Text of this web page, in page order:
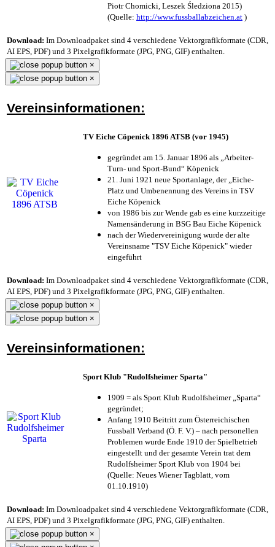
Piotr Chomicki, Leszek Śledziona 2015)
(Quelle: http://www.fussballabzeichen.at )
Download: Im Downloadpaket sind 4 verschiedene Vektorgrafikformate (CDR,
AI EPS, PDF) und 3 Pixelgrafikformate (JPG, PNG, GIF) enthalten.
×
×
Vereinsinformationen:
TV Eiche Cöpenick 1896 ATSB (vor 1945)
gegründet am 15. Januar 1896 als „Arbeiter-
Turn- und Sport-Bund“ Köpenick
21. Juni 1921 neue Sportanlage, der „Eiche-
Platz und Umbenennung des Vereins in TSV
Eiche Köpenick
von 1986 bis zur Wende gab es eine kurzzeitige
Namensänderung in BSG Bau Eiche Köpenick
nach der Wiedervereinigung wurde der alte
Vereinsname "TSV Eiche Köpenick" wieder
eingeführt
Download: Im Downloadpaket sind 4 verschiedene Vektorgrafikformate (CDR,
AI EPS, PDF) und 3 Pixelgrafikformate (JPG, PNG, GIF) enthalten.
×
×
Vereinsinformationen:
Sport Klub "Rudolfsheimer Sparta"
1909 = als Sport Klub Rudolfsheimer „Sparta“
gegründet;
Anfang 1910 Beitritt zum Österreichischen
Fussball Verband (Ö. F. V.) – nach personellen
Problemen wurde Ende 1910 der Spielbetrieb
eingestellt und der gesamte Verein trat dem
Rudolfsheimer Sport Klub von 1904 bei
(Quelle: Neues Wiener Tagblatt, vom
01.10.1910)
Download: Im Downloadpaket sind 4 verschiedene Vektorgrafikformate (CDR,
AI EPS, PDF) und 3 Pixelgrafikformate (JPG, PNG, GIF) enthalten.
×